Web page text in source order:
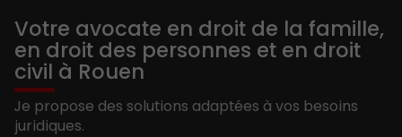
Votre avocate en droit de la famille,
en droit des personnes et en droit
civil à Rouen
Je propose des solutions adaptées à vos besoins
juridiques.